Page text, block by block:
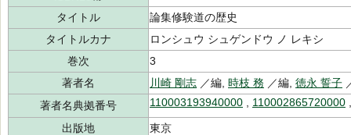
タイトル
論集修験道の歴史
タイトルカナ
ロンシュウ シュゲンドウ ノ レキシ
巻次
3
著者名
川崎 剛志 ／編, 時枝 務 ／編, 徳永 誓子
著者名典拠番号
110003193940000 110002865720000
出版地
東京